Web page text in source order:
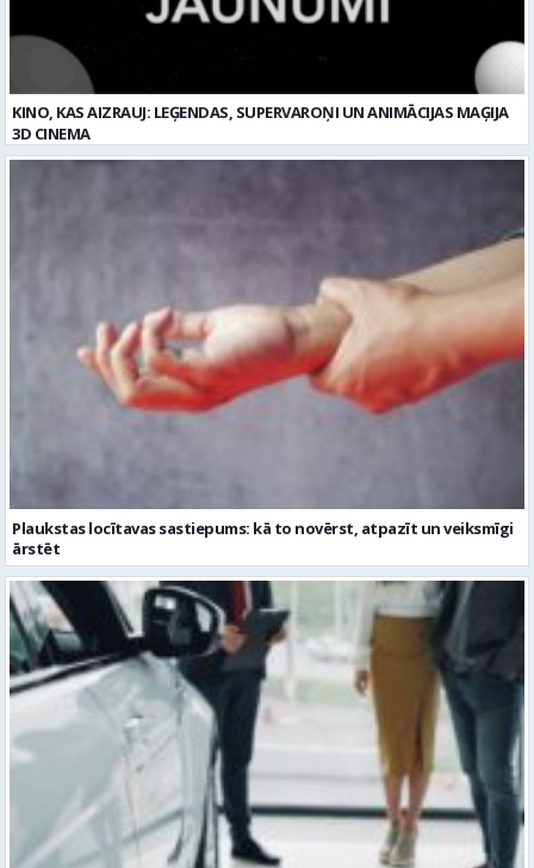
KINO, KAS AIZRAUJ: LEĢENDAS, SUPERVAROŅI UN ANIMĀCIJAS MAĢIJA
3D CINEMA
Plaukstas locītavas sastiepums: kā to novērst, atpazīt un veiksmīgi
ārstēt